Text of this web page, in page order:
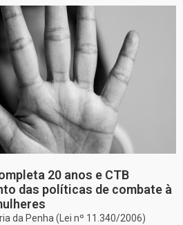
20 anos e CTB
das políticas de combate à
da Penha (Lei nº 11.340/2006)